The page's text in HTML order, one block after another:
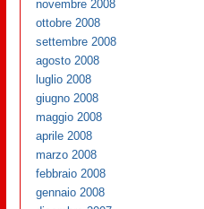
novembre 2008
ottobre 2008
settembre 2008
agosto 2008
luglio 2008
giugno 2008
maggio 2008
aprile 2008
marzo 2008
febbraio 2008
gennaio 2008